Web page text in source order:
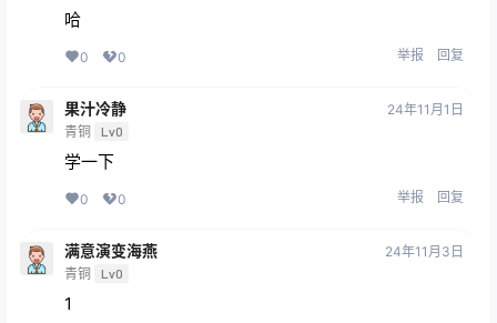
哈
0 0 举报 回复
果汁冷静
青铜 Lv0
24年11月1日
学一下
0 0 举报 回复
满意演变海燕
青铜 Lv0
24年11月3日
1